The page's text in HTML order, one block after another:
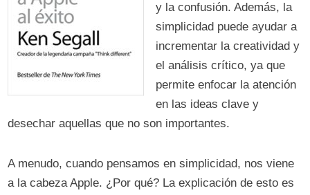
y la confusión. Además, la
simplicidad puede ayudar a
incrementar la creatividad y
el análisis crítico, ya que
permite enfocar la atención
en las ideas clave y
desechar aquellas que no son importantes.
A menudo, cuando pensamos en simplicidad, nos viene
a la cabeza Apple. ¿Por qué? La explicación de esto es